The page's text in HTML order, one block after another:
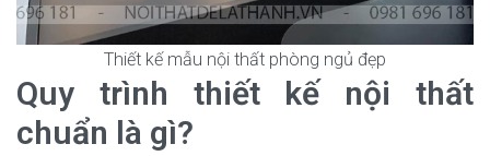
Thiết kế mẫu nội thất phòng ngủ đẹp
Quy trình thiết kế nội thất
chuẩn là gì?